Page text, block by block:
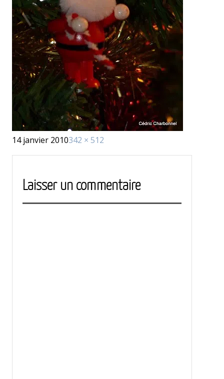
Publié
14 janvier 2010Taille
342 × 512
Laisser un commentaire